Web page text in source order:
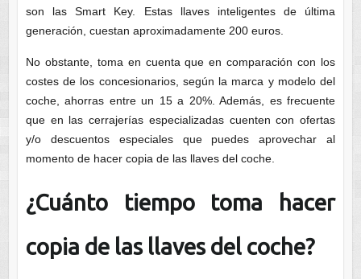
son las Smart Key. Estas llaves inteligentes de última
generación, cuestan aproximadamente 200 euros.
No obstante, toma en cuenta que en comparación con los
costes de los concesionarios, según la marca y modelo del
coche, ahorras entre un 15 a 20%. Además, es frecuente
que en las cerrajerías especializadas cuenten con ofertas
y/o descuentos especiales que puedes aprovechar al
momento de hacer copia de las llaves del coche.
¿Cuánto tiempo toma hacer
copia de las llaves del coche?